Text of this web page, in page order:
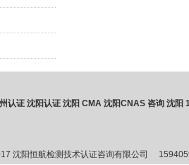
认证 沈阳认证 沈阳 CMA 沈阳CNAS 咨询 沈阳
沈阳恒航检测技术认证咨询有限公司